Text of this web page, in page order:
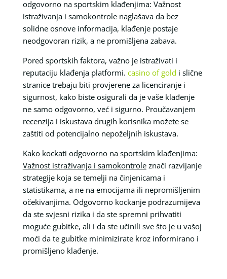
odgovorno na sportskim klađenjima: Važnost
istraživanja i samokontrole naglašava da bez
solidne osnove informacija, klađenje postaje
neodgovoran rizik, a ne promišljena zabava.
Pored sportskih faktora, važno je istraživati i
reputaciju klađenja platformi. casino of gold i slične
stranice trebaju biti provjerene za licenciranje i
sigurnost, kako biste osigurali da je vaše klađenje
ne samo odgovorno, već i sigurno. Proučavanjem
recenzija i iskustava drugih korisnika možete se
zaštiti od potencijalno nepoželjnih iskustava.
Kako kockati odgovorno na sportskim klađenjima:
Važnost istraživanja i samokontroleznači razvijanje
strategije koja se temelji na činjenicama i
statistikama, a ne na emocijama ili nepromišljenim
očekivanjima. Odgovorno kockanje podrazumijeva
da ste svjesni rizika i da ste spremni prihvatiti
moguće gubitke, ali i da ste učinili sve što je u vašoj
moći da te gubitke minimizirate kroz informirano i
promišljeno klađenje.